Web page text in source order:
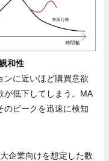
和性
ンに近いほど購買意欲
が低下してしまう。MA
のピークを迅速に検知
企業向けを想定した数